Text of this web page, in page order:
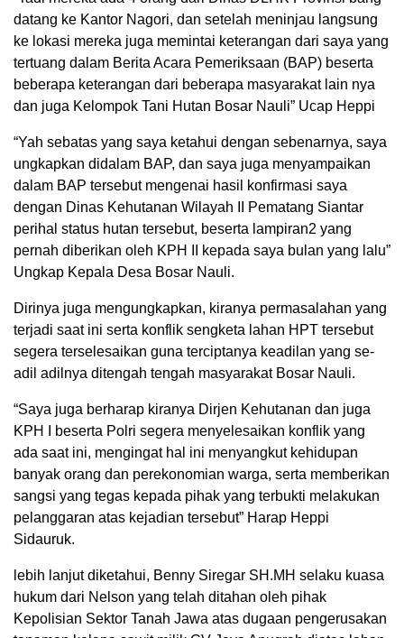
datang ke Kantor Nagori, dan setelah meninjau langsung
ke lokasi mereka juga memintai keterangan dari saya yang
tertuang dalam Berita Acara Pemeriksaan (BAP) beserta
beberapa keterangan dari beberapa masyarakat lain nya
dan juga Kelompok Tani Hutan Bosar Nauli” Ucap Heppi
“Yah sebatas yang saya ketahui dengan sebenarnya, saya
ungkapkan didalam BAP, dan saya juga menyampaikan
dalam BAP tersebut mengenai hasil konfirmasi saya
dengan Dinas Kehutanan Wilayah II Pematang Siantar
perihal status hutan tersebut, beserta lampiran2 yang
pernah diberikan oleh KPH II kepada saya bulan yang lalu”
Ungkap Kepala Desa Bosar Nauli.
Dirinya juga mengungkapkan, kiranya permasalahan yang
terjadi saat ini serta konflik sengketa lahan HPT tersebut
segera terselesaikan guna terciptanya keadilan yang se-
adil adilnya ditengah tengah masyarakat Bosar Nauli.
“Saya juga berharap kiranya Dirjen Kehutanan dan juga
KPH I beserta Polri segera menyelesaikan konflik yang
ada saat ini, mengingat hal ini menyangkut kehidupan
banyak orang dan perekonomian warga, serta memberikan
sangsi yang tegas kepada pihak yang terbukti melakukan
pelanggaran atas kejadian tersebut” Harap Heppi
Sidauruk.
lebih lanjut diketahui, Benny Siregar SH.MH selaku kuasa
hukum dari Nelson yang telah ditahan oleh pihak
Kepolisian Sektor Tanah Jawa atas dugaan pengerusakan